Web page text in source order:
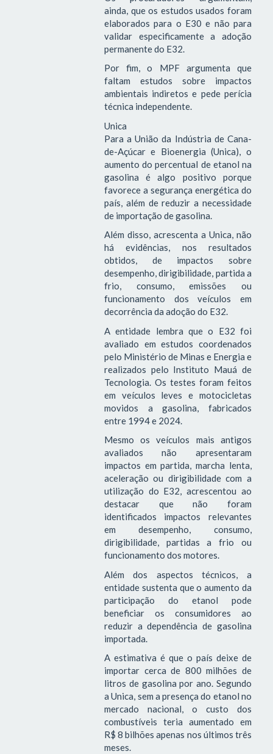
ainda, que os estudos usados foram
elaborados para o E30 e não para
validar especificamente a adoção
permanente do E32.
Por fim, o MPF argumenta que
faltam estudos sobre impactos
ambientais indiretos e pede perícia
técnica independente.
Unica
Para a União da Indústria de Cana-
de-Açúcar e Bioenergia (Unica), o
aumento do percentual de etanol na
gasolina é algo positivo porque
favorece a segurança energética do
país, além de reduzir a necessidade
de importação de gasolina.
Além disso, acrescenta a Unica, não
há evidências, nos resultados
obtidos, de impactos sobre
desempenho, dirigibilidade, partida a
frio, consumo, emissões ou
funcionamento dos veículos em
decorrência da adoção do E32.
A entidade lembra que o E32 foi
avaliado em estudos coordenados
pelo Ministério de Minas e Energia e
realizados pelo Instituto Mauá de
Tecnologia. Os testes foram feitos
em veículos leves e motocicletas
movidos a gasolina, fabricados
entre 1994 e 2024.
Mesmo os veículos mais antigos
avaliados não apresentaram
impactos em partida, marcha lenta,
aceleração ou dirigibilidade com a
utilização do E32, acrescentou ao
destacar que não foram
identificados impactos relevantes
em desempenho, consumo,
dirigibilidade, partidas a frio ou
funcionamento dos motores.
Além dos aspectos técnicos, a
entidade sustenta que o aumento da
participação do etanol pode
beneficiar os consumidores ao
reduzir a dependência de gasolina
importada.
A estimativa é que o país deixe de
importar cerca de 800 milhões de
litros de gasolina por ano. Segundo
a Unica, sem a presença do etanol no
mercado nacional, o custo dos
combustíveis teria aumentado em
R$ 8 bilhões apenas nos últimos três
meses.